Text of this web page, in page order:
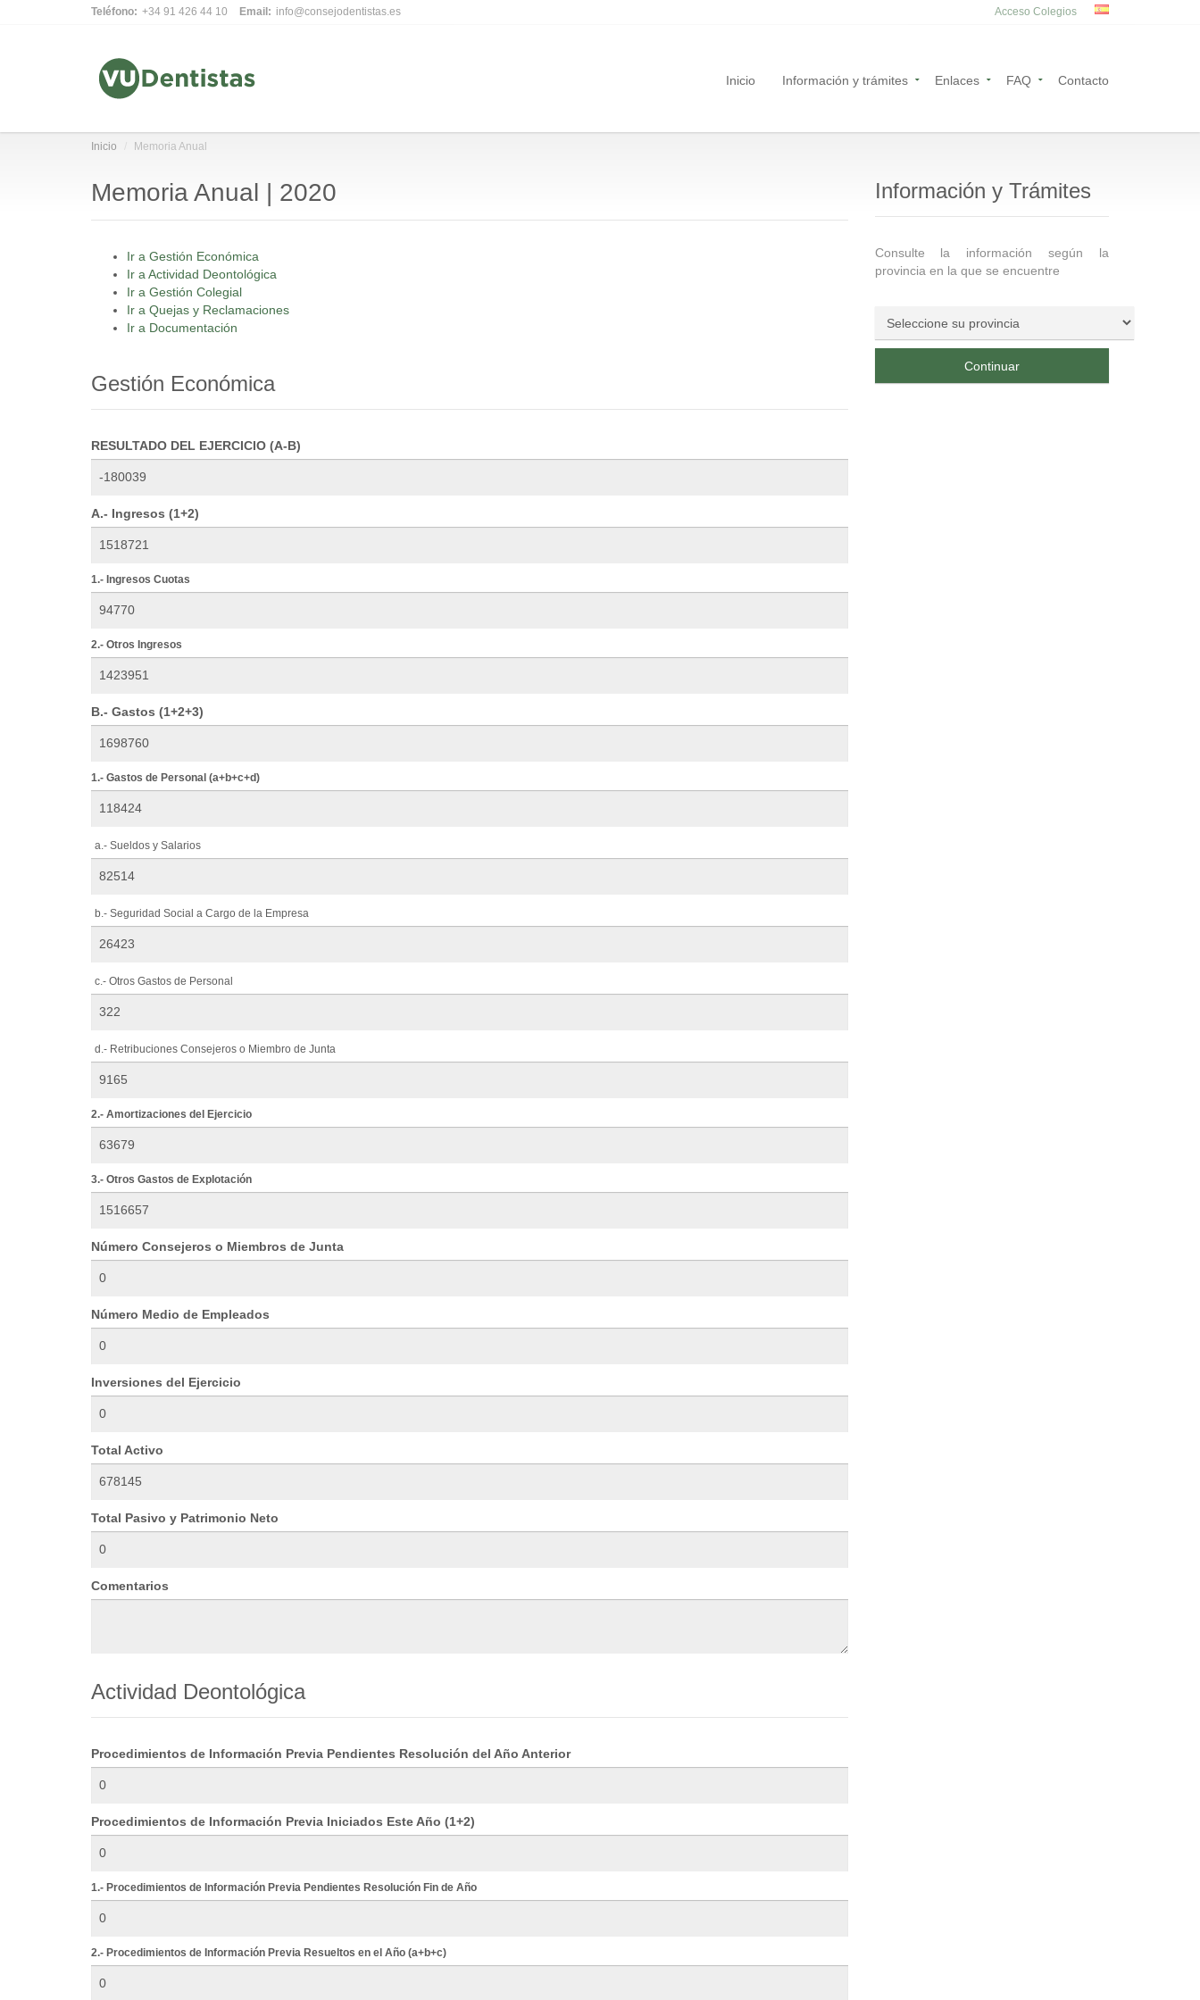
Teléfono: +34 91 426 44 10 Email: info@consejodentistas.es Acceso Colegios
Inicio Información y trámites Enlaces FAQ Contacto
Inicio Memoria Anual
Memoria Anual | 2020
Ir a Gestión Económica
Ir a Actividad Deontológica
Ir a Gestión Colegial
Ir a Quejas y Reclamaciones
Ir a Documentación
Gestión Económica
RESULTADO DEL EJERCICIO (A-B)
A.- Ingresos (1+2)
1.- Ingresos Cuotas
2.- Otros Ingresos
B.- Gastos (1+2+3)
1.- Gastos de Personal (a+b+c+d)
a.- Sueldos y Salarios
b.- Seguridad Social a Cargo de la Empresa
c.- Otros Gastos de Personal
d.- Retribuciones Consejeros o Miembro de Junta
2.- Amortizaciones del Ejercicio
3.- Otros Gastos de Explotación
Número Consejeros o Miembros de Junta
Número Medio de Empleados
Inversiones del Ejercicio
Total Activo
Total Pasivo y Patrimonio Neto
Comentarios
Actividad Deontológica
Procedimientos de Información Previa Pendientes Resolución del Año Anterior
Procedimientos de Información Previa Iniciados Este Año (1+2)
1.- Procedimientos de Información Previa Pendientes Resolución Fin de Año
2.- Procedimientos de Información Previa Resueltos en el Año (a+b+c)
Información y Trámites
Consulte la información según la
provincia en la que se encuentre
Continuar